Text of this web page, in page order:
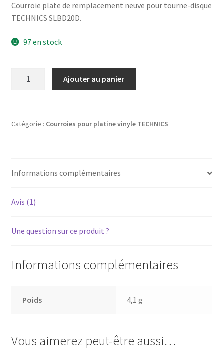
client
Courroie plate de remplacement neuve pour tourne-disque
TECHNICS SLBD20D.
97 en stock
BD20D
platine
tourne-
Ajouter au panier
Catégorie : Courroies pour platine vinyle TECHNICS
Informations complémentaires
Avis (1)
Une question sur ce produit ?
Informations complémentaires
Poids 4,1 g
Vous aimerez peut-être aussi…